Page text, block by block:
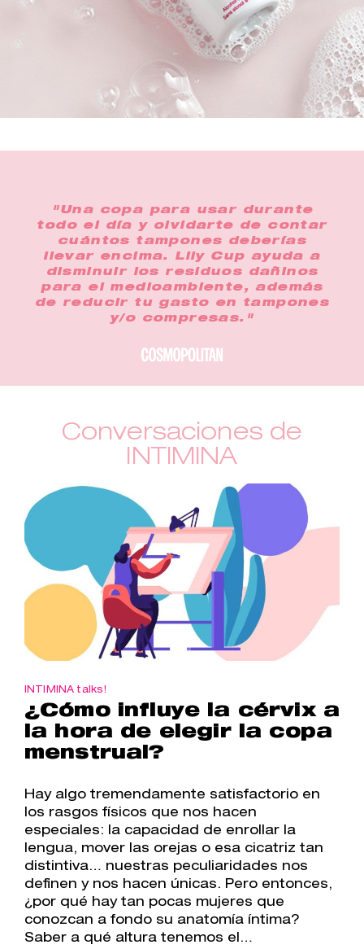
"Una copa para usar durante
todo el día y olvidarte de contar
cuántos tampones deberías
llevar encima. Lily Cup ayuda a
disminuir los residuos dañinos
para el medioambiente, además
de reducir tu gasto en tampones
y/o compresas."
Conversaciones de
INTIMINA
INTIMINA talks!
¿Cómo influye la cérvix a
la hora de elegir la copa
menstrual?
Hay algo tremendamente satisfactorio en
los rasgos físicos que nos hacen
especiales: la capacidad de enrollar la
lengua, mover las orejas o esa cicatriz tan
distintiva… nuestras peculiaridades nos
definen y nos hacen únicas. Pero entonces,
¿por qué hay tan pocas mujeres que
conozcan a fondo su anatomía íntima?
Saber a qué altura tenemos el…